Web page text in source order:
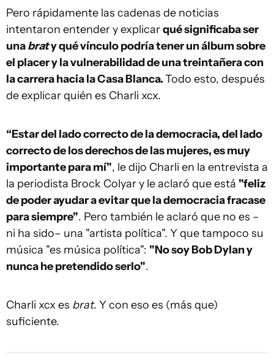
Pero rápidamente las cadenas de noticias
intentaron entender y explicarqué significaba ser
unabraty qué vínculo podría tener un álbum sobre
el placer y la vulnerabilidad de una treintañera con
la carrera hacia la Casa Blanca.Todo esto, después
de explicar quién es Charli xcx.
“Estar del lado correcto de la democracia, del lado
correcto de los derechos de las mujeres, es muy
importante para mí", le dijo Charli en la entrevista a
la periodista Brock Colyar y le aclaró que está "feliz
de poder ayudar a evitar que la democracia fracase
para siempre". Pero también le aclaró que no es –
ni ha sido– una "artista política". Y que tampoco su
música "es música política": "No soy Bob Dylan y
nunca he pretendido serlo".
Charli xcx es brat. Y con eso es (más que)
suficiente.